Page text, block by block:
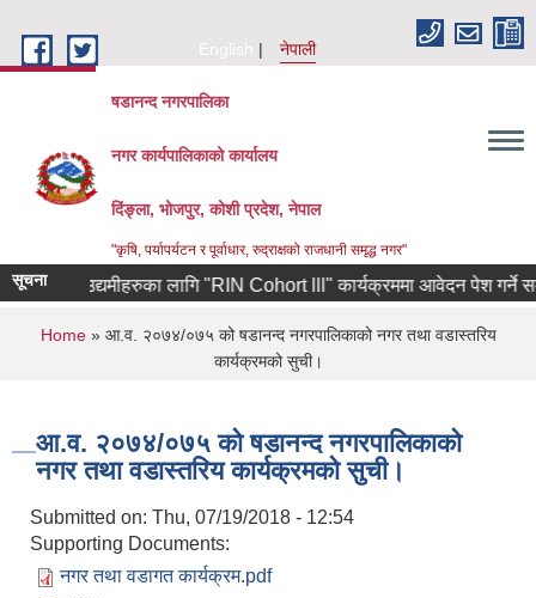
English
नेपाली
षडानन्द नगरपालिका
नगर कार्यपालिकाको कार्यालय
दिंङ्ला, भोजपुर, कोशी प्रदेश, नेपाल
"कृषि, पर्यापर्यटन र पूर्वाधार, रुद्राक्षको राजधानी समृद्ध नगर"
सूचना
फर्केका उद्यमीहरुका लागि "RIN Cohort lll" कार्यक्रममा आवेदन पेश गर्ने
You are here
Home» आ.व. २०७४/०७५ को षडानन्द नगरपालिकाको नगर तथा वडास्तरिय
कार्यक्रमको सुची।
आ.व. २०७४/०७५ को षडानन्द नगरपालिकाको
नगर तथा वडास्तरिय कार्यक्रमको सुची।
Submitted on: Thu, 07/19/2018 - 12:54
Supporting Documents:
नगर तथा वडागत कार्यक्रम.pdf